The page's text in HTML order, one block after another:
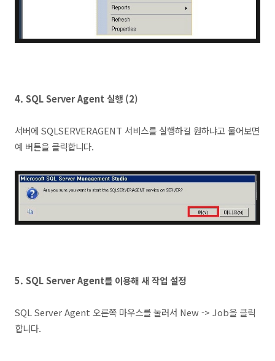
4. SQL Server Agent 실행 (2)
서버에 SQLSERVERAGENT 서비스를 실행하길 원하냐고 물어보면
예 버튼을 클릭합니다.
5. SQL Server Agent를 이용해 새 작업 설정
SQL Server Agent 오른쪽 마우스를 눌러서 New -> Job을 클릭
합니다.